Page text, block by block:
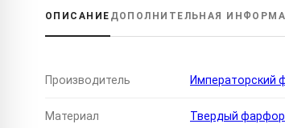
ОПИСАНИЕ ДОПОЛНИТЕЛЬНАЯ
Производитель Императорский
Материал Твердый фарфор